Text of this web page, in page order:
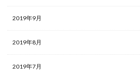
2019年9月
2019年8月
2019年7月